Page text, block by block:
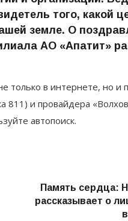
того, какой
земле. О
АО «Апатит»
только в интернете, но и
811) и провайдера
автопоиск.
Память сердца:
рассказывает о